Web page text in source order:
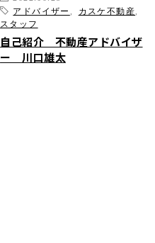
アドバイザー
カスケ不動産
スタッフ
自己紹介 不動産アドバイザ
ー 川口雄太